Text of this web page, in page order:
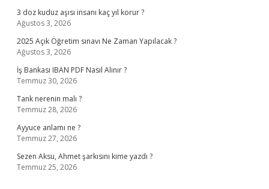
3 doz kuduz aşısı insanı kaç yıl korur ?
Ağustos 3, 2026
2025 Açık Öğretim sınavı Ne Zaman Yapılacak ?
Ağustos 3, 2026
İş Bankası IBAN PDF Nasıl Alınır ?
Temmuz 30, 2026
Tank nerenin malı ?
Temmuz 28, 2026
Ayyuce anlamı ne ?
Temmuz 27, 2026
Sezen Aksu, Ahmet şarkısını kime yazdı ?
Temmuz 25, 2026